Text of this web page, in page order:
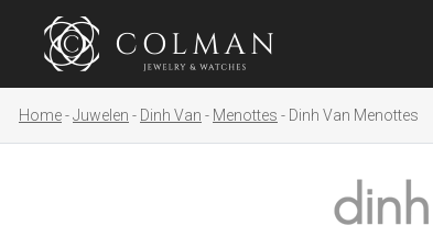
Home Juwelen Dinh Van Menottes Dinh Van Menottes